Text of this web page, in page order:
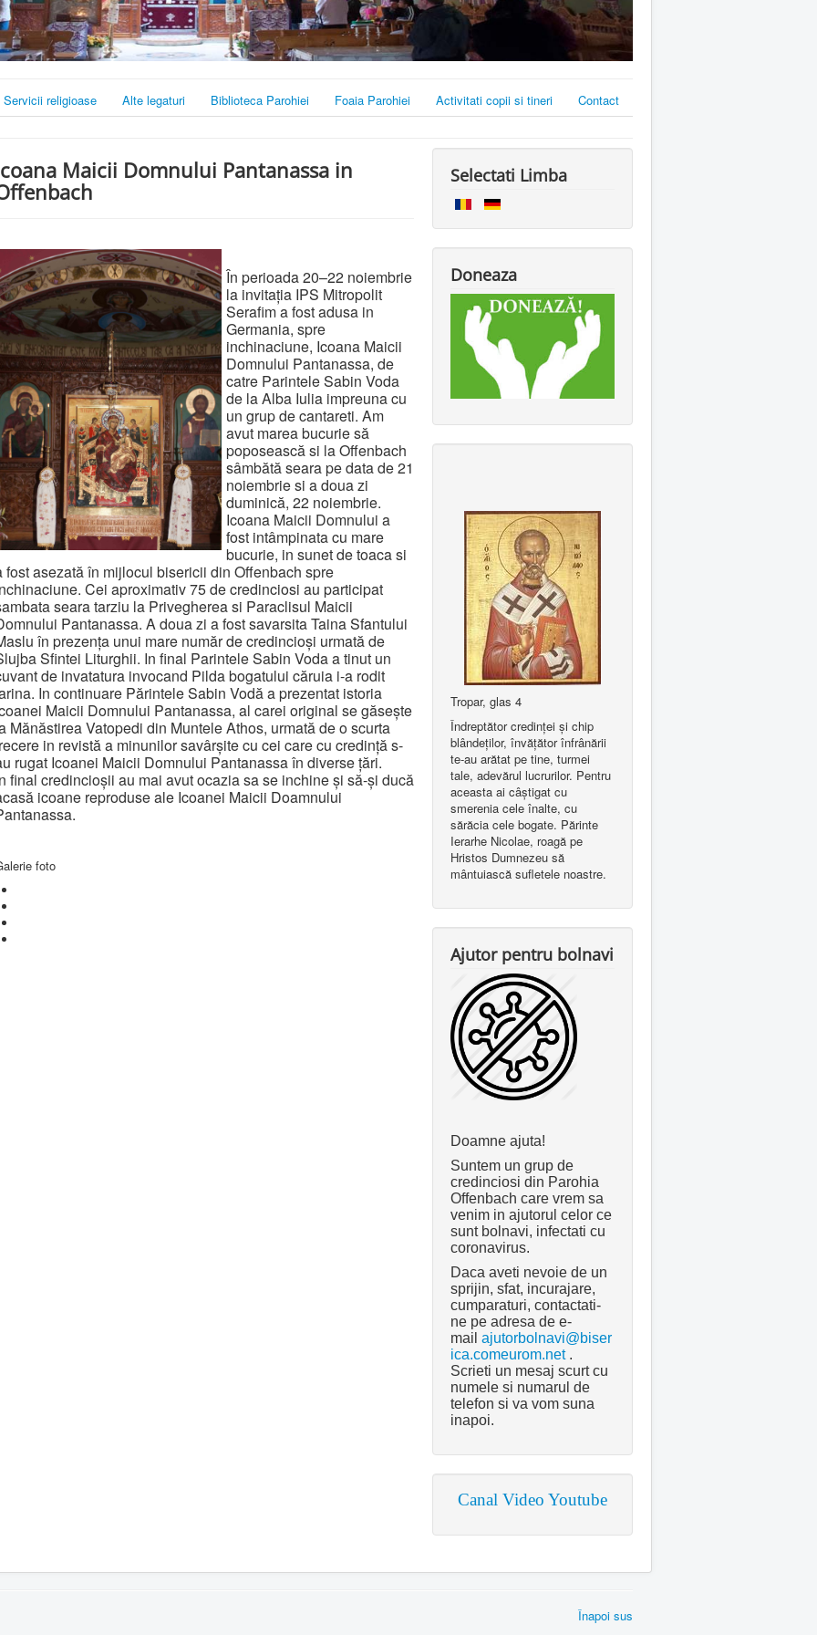
Servicii religioase Alte legaturi Biblioteca Parohiei Foaia Parohiei Activitati copii si tineri Contact
Maicii Domnului Pantanassa in
În perioada 20–22 noiembrie
la invitația IPS Mitropolit
Serafim a fost adusa in
Germania, spre
inchinaciune, Icoana Maicii
Domnului Pantanassa, de
catre Parintele Sabin Voda
de la Alba Iulia impreuna cu
un grup de cantareti. Am
avut marea bucurie să
poposească si la Offenbach
sâmbătă seara pe data de 21
noiembrie si a doua zi
duminică, 22 noiembrie.
Icoana Maicii Domnului a
fost intâmpinata cu mare
bucurie, in sunet de toaca si
fost asezată în mijlocul bisericii din Offenbach spre
Cei aproximativ 75 de credinciosi au participat
seara tarziu la Privegherea si Paraclisul Maicii
Pantanassa. A doua zi a fost savarsita Taina Sfantului
în prezența unui mare număr de credincioși urmată de
Sfintei Liturghii. In final Parintele Sabin Voda a tinut un
de invatatura invocand Pilda bogatului căruia i-a rodit
In continuare Părintele Sabin Vodă a prezentat istoria
Maicii Domnului Pantanassa, al carei original se găsește
Mănăstirea Vatopedi din Muntele Athos, urmată de o scurta
in revistă a minunilor savârșite cu cei care cu credință s-
rugat Icoanei Maicii Domnului Pantanassa în diverse țări.
final credincioșii au mai avut ocazia sa se inchine și să-și ducă
icoane reproduse ale Icoanei Maicii Doamnului
foto
Selectati Limba
Doneaza
Tropar, glas 4
Îndreptător credinţei şi chip
blândeţilor, învăţător înfrânării
te-au arătat pe tine, turmei
tale, adevărul lucrurilor. Pentru
aceasta ai câştigat cu
smerenia cele înalte, cu
sărăcia cele bogate. Părinte
Ierarhe Nicolae, roagă pe
Hristos Dumnezeu să
mântuiască sufletele noastre.
Ajutor pentru bolnavi
Doamne ajuta!
Suntem un grup de
credinciosi din Parohia
Offenbach care vrem sa
venim in ajutorul celor ce
sunt bolnavi, infectati cu
coronavirus.
Daca aveti nevoie de un
sprijin, sfat, incurajare,
cumparaturi, contactati-
ne pe adresa de e-
mail ajutorbolnavi@biser
ica.comeurom.net.
Scrieti un mesaj scurt cu
numele si numarul de
telefon si va vom suna
inapoi.
Canal Video Youtube
Înapoi sus